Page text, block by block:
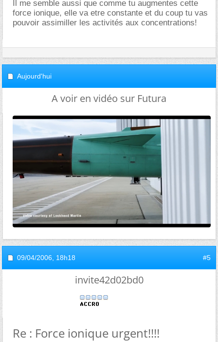
Il me semble aussi que comme tu augmentes cette
force ionique, elle va etre constante et du coup tu vas
pouvoir assimiller les activités aux concentrations!
Aujourd'hui
A voir en vidéo sur Futura
09/04/2006, 18h18 #5
invite42d02bd0
Re : Force ionique urgent!!!!